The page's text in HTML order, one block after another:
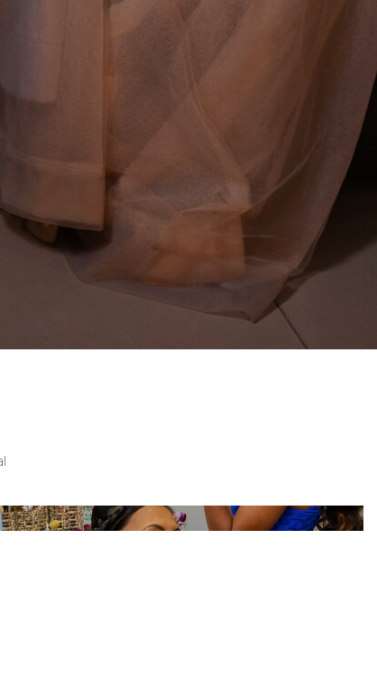
| PARANAGUA